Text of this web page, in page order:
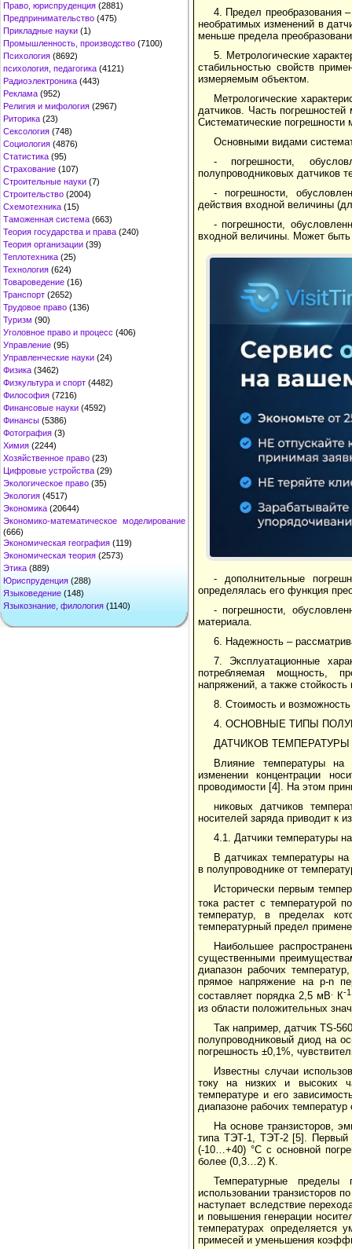
Право, юриспруденция (2881)
Предпринимательство (475)
Прикладные науки (1)
Промышленность, производство (7100)
Психология (8692)
психология, педагогика (4121)
Радиоэлектроника (443)
Реклама (952)
Религия и мифология (2967)
Риторика (23)
Сексология (748)
Социология (4876)
Статистика (95)
Страхование (107)
Строительные науки (7)
Строительство (2004)
Схемотехника (15)
Таможенная система (663)
Теория государства и права (240)
Теория организации (39)
Теплотехника (25)
Технология (624)
Товароведение (16)
Транспорт (2652)
Трудовое право (136)
Туризм (90)
Уголовное право и процесс (406)
Управление (95)
Управленческие науки (24)
Физика (3462)
Физкультура и спорт (4482)
Философия (7216)
Финансовые науки (4592)
Финансы (5386)
Фотография (3)
Химия (2244)
Хозяйственное право (23)
Цифровые устройства (29)
Экологическое право (35)
Экология (4517)
Экономика (20644)
Экономико-математическое моделирование
(666)
Экономическая география (119)
Экономическая теория (2573)
Этика (889)
Юриспруденция (288)
Языковедение (148)
Языкознание, филология (1140)
4. Предел преобразования
необратимых изменений в
меньше предела
5. Метрологические
стабильностью свойств
измеряе­мым объектом.
Метрологические
датчиков. Часть
Система­тические погрешности
Основными видами
- погрешности,
полупроводниковых датчиков
- погрешности,
действия входной величины
- погрешности,
входной величины. Может
- дополнительные
определялась его функция
- погрешности,
материала.
6. Надежность –
7. Эксплуатационные
потребляемая мощность,
напряжений, а также
8. Стоимость и
4. ОСНОВНЫЕ ТИПЫ
ДАТЧИКОВ ТЕМПЕРАТУРЫ
Влияние температуры на
изменении концентрации
проводимости [4]. На этом
никовых датчиков
носителей заряда приводит к
4.1. Датчики температуры
В датчиках температуры
в полупроводнике от
Исторически первым
тока растет с температурой
температур, в пределах
температурный предел
Наибольшее
существенными
диапазон рабочих
прямое напряжение на p-n
составляет порядка 2,5 мВ. К-1
из области положительных
Так например, датчик TS-
полупроводниковый диод на
пог­реш­ность ±0,1%,
Известны случаи
току на низких и высоких
температуре и его
диапазоне рабочих
На основе транзисторов,
типа ТЭТ-1, ТЭТ-2 [5]. Первый
(-10…+40) °С с основной
более (0,3…2) К.
Температурные пределы
использовании транзисторов
наступает вслед­ст­вие
и повышения генерации
температурах определяется
примесей и уменьшения